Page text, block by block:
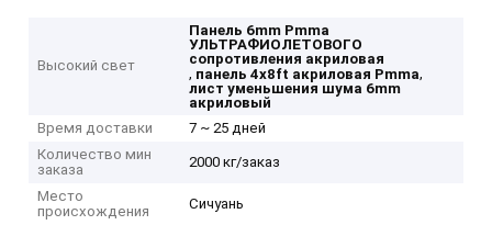
Высокий свет
Панель 6mm Pmma
УЛЬТРАФИОЛЕТОВОГО
сопротивления акриловая
, панель 4x8ft акриловая Pmma,
лист уменьшения шума 6mm
акриловый
Время доставки
7 ~ 25 дней
Количество мин
заказа
2000 кг/заказ
Место
происхождения
Сичуань